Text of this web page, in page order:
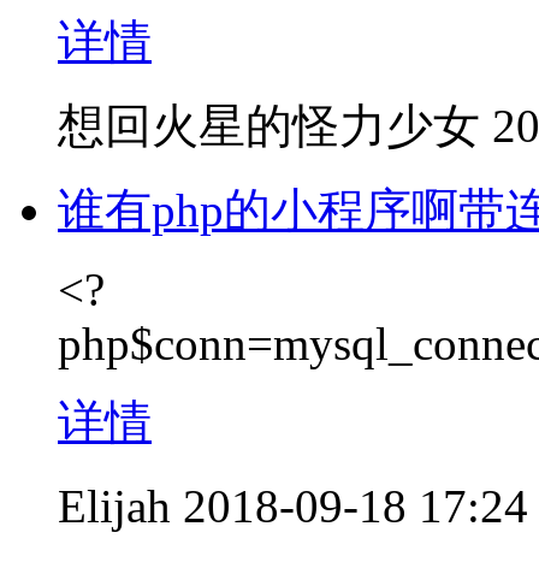
详情
想回火星的怪力少女
谁有php的小程序啊带
<?
详情
Elijah 2018-09-18 17:24